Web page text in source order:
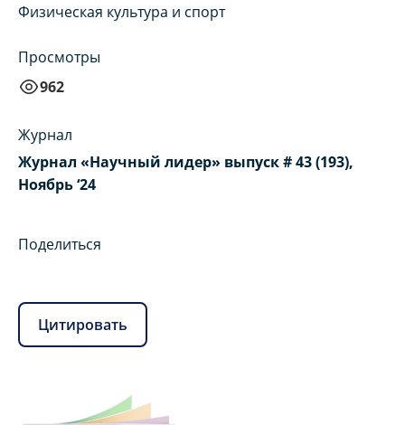
Физическая культура и спорт
Просмотры
962
Журнал
Журнал «Научный лидер» выпуск # 43 (193),
Ноябрь ‘24
Поделиться
Цитировать